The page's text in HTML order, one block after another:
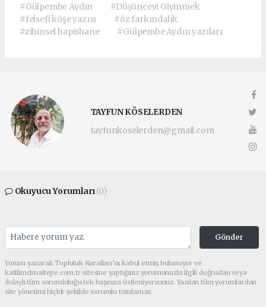
#Gülpembe Aydın
#Düşünceyi Giyinmek
#felsefi köşe yazısı
#öz farkındalık
#zihinsel hapishane
#Gülpembe Aydın yazıları
TAYFUN KÖSELERDEN
tayfunkoselerden@gmail.com
Okuyucu Yorumları(0)
Gönder
Yorum yazarak Topluluk Kuralları’nı kabul etmiş bulunuyor ve
katilimcimaltepe.com.tr sitesine yaptığınız yorumunuzla ilgili doğrudan veya
dolaylı tüm sorumluluğu tek başınıza üstleniyorsunuz. Yazılan tüm yorumlardan
site yönetimi hiçbir şekilde sorumlu tutulamaz.